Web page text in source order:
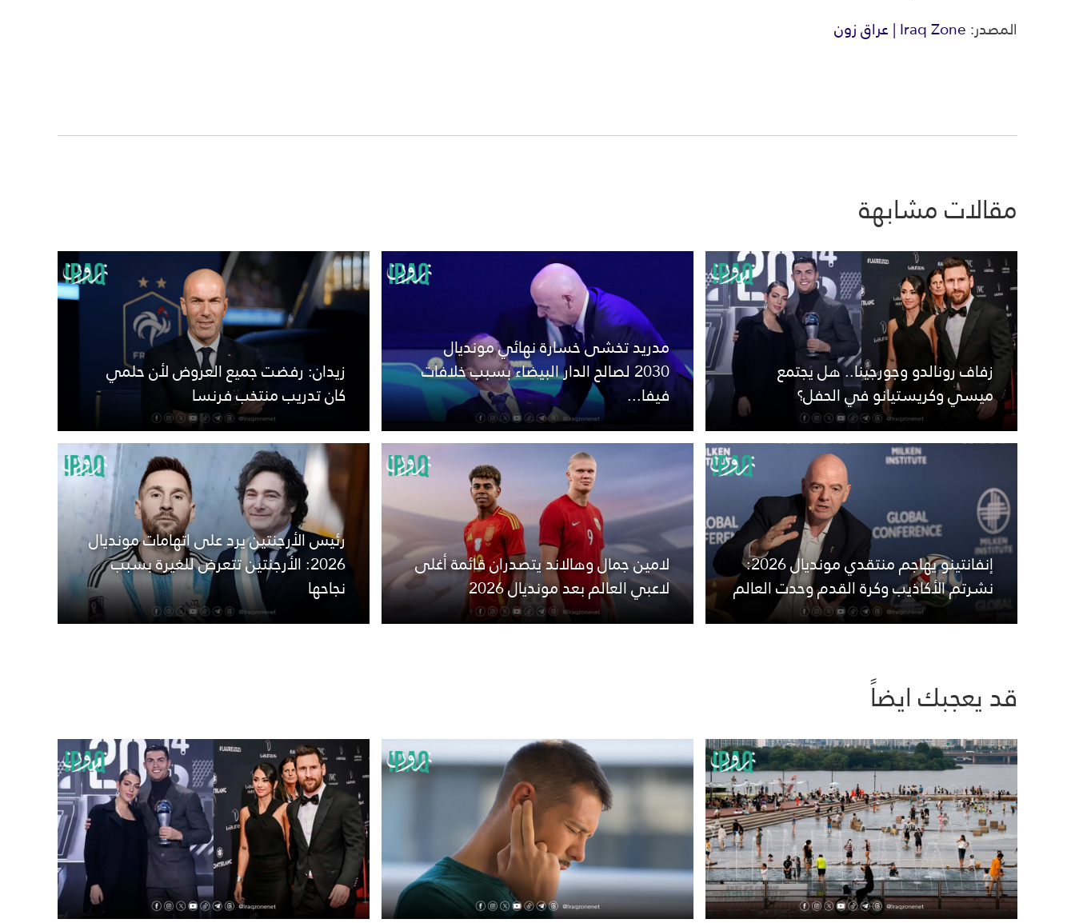
المصدر:Iraq Zone | عراق زون
مقالات مشابهة
زفاف رونالدو وجورجينا.. هل يجتمع
ميسي وكريستيانو في الحفل؟
مدريد تخشى خسارة نهائي مونديال
2030 لصالح الدار البيضاء بسبب خلافات
فيفا...
زيدان: رفضت جميع العروض لأن حلمي
كان تدريب منتخب فرنسا
إنفانتينو يهاجم منتقدي مونديال 2026:
نشرتم الأكاذيب وكرة القدم وحدت العالم
لامين جمال وهالاند يتصدران قائمة أغلى
لاعبي العالم بعد مونديال 2026
رئيس الأرجنتين يرد على اتهامات مونديال
2026: الأرجنتين تتعرض للغيرة بسبب
نجاحها
قد يعجبك ايضاً